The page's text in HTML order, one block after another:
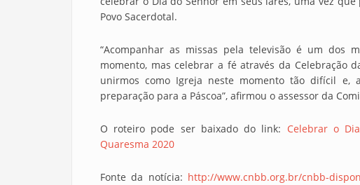
Povo Sacerdotal.
“Acompanhar as missas pela televisão é um dos
momento, mas celebrar a fé através da Celebração
unirmos como Igreja neste momento tão difícil e,
preparação para a Páscoa”, afirmou o assessor da
O roteiro pode ser baixado do link: Celebrar o
Quaresma 2020
Fonte da notícia: http://www.cnbb.org.br/cnbb-